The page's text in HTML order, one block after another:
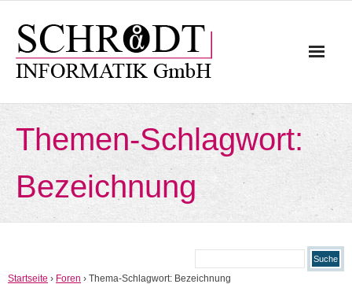
content
Themen-Schlagwort:
Bezeichnung
Startseite › Foren › Thema-Schlagwort: Bezeichnung